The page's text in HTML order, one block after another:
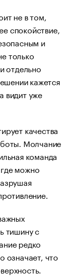
не в том,
спокойствие,
и
только
отдельно
кажется
видит уже
качества
Молчание
команда
можно
тишину с
редко
означает, что